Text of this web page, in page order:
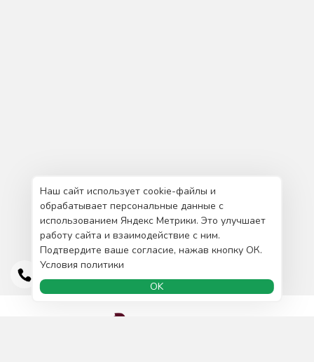
Наш сайт использует cookie-файлы и
обрабатывает персональные данные с
использованием Яндекс Метрики. Это улучшает
работу сайта и взаимодействие с ним.
Подтвердите ваше согласие, нажав кнопку ОК.
Условия политики
OK